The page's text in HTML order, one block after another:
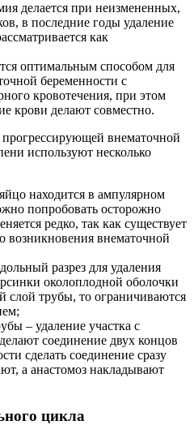
делается при неизмененных,
в последние годы удаление
как
оптимальным способом для
беременности с
кровотечения, при этом
крови делают совместно.
внематочной
используют несколько
находится в ампулярном
попробовать осторожно
редко, так как существует
возникновения внематочной
разрез для удаления
околоплодной оболочки
трубы, то ограничиваются
– удаление участка с
соединение двух концов
сделать соединение сразу
а анастомоз накладывают
цикла